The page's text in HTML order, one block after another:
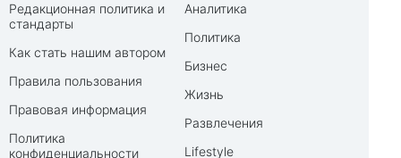
Редакционная политика и
стандарты
Как стать нашим автором
Правила пользования
Правовая информация
Политика
конфиденциальности
Аналитика
Политика
Бизнес
Жизнь
Развлечения
Lifestyle